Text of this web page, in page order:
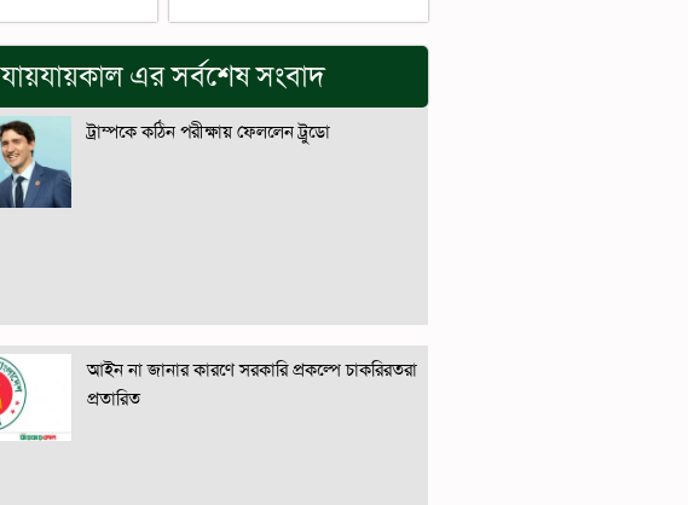
যায়যায়কাল এর সর্বশেষ সংবাদ
ট্রাম্পকে কঠিন পরীক্ষায় ফেললেন ট্রুডো
আইন না জানার কারণে সরকারি প্রকল্পে চাকরিরতরা
প্রতারিত